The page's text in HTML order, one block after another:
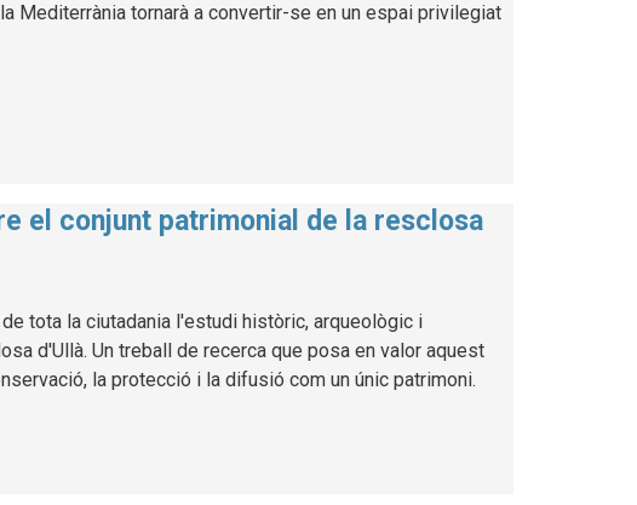
Mediterrània tornarà a convertir-se en un espai privilegiat
el conjunt patrimonial de la resclosa
tota la ciutadania l'estudi històric, arqueològic i
d'Ullà. Un treball de recerca que posa en valor aquest
la protecció i la difusió com un únic patrimoni.